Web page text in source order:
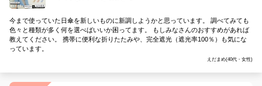
今まで使っていた日傘を新しいものに新調しようかと思っています。 調べてみても
色々と種類が多く何を選べばいいか困ってます。 もしみなさんのおすすめがあれば
教えてください。 携帯に便利な折りたたみや、完全遮光（遮光率100％）も気にな
っています。
えだまめ(40代・女性)